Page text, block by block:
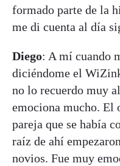
formado parte de la
me di cuenta al día
Diego: A mí cuando
diciéndome el
no lo recuerdo muy
emociona mucho. El
pareja que se había
raíz de ahí
novios. Fue muy